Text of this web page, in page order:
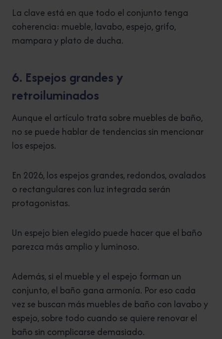
La clave está en que todo el conjunto tenga
coherencia: mueble, lavabo, espejo, grifo,
mampara y plato de ducha.
6. Espejos grandes y
retroiluminados
Aunque el artículo trata sobre muebles de baño,
no se puede hablar de tendencias sin mencionar
los espejos.
En 2026, los espejos grandes, redondos, ovalados
o rectangulares con luz integrada serán
protagonistas.
Un espejo bien elegido puede hacer que el baño
parezca más amplio y luminoso.
Además, si el mueble y el espejo forman un
conjunto, el baño gana armonía. Por eso cada
vez se buscan más muebles de baño con lavabo y
espejo, sobre todo cuando se quiere renovar el
baño sin complicarse demasiado.